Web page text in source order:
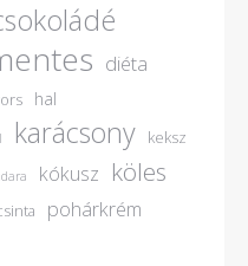
diéta
hal
karácsony keksz
kókusz köles
pohárkrém